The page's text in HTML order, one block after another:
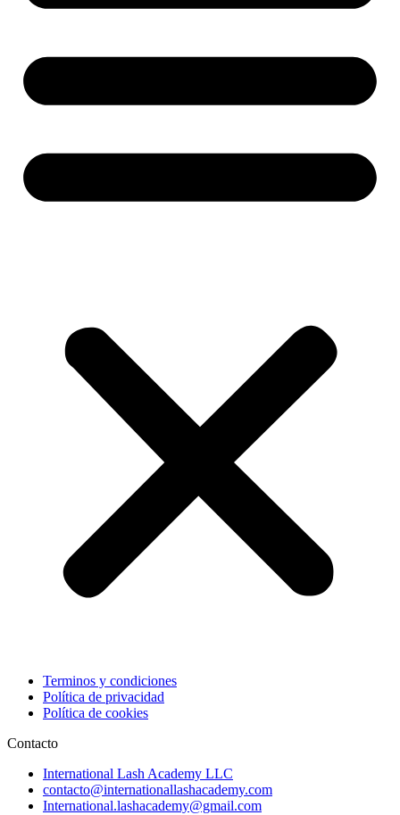
Terminos y condiciones
Política de privacidad
Política de cookies
Contacto
International Lash Academy LLC
contacto@internationallashacademy.com
International.lashacademy@gmail.com